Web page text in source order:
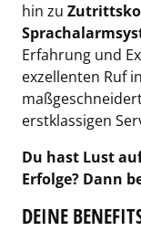
hin zu
Erfahrung und
exzellenten Ruf
erstklassigen
Du hast Lust
Erfolge? Dann
DEINE